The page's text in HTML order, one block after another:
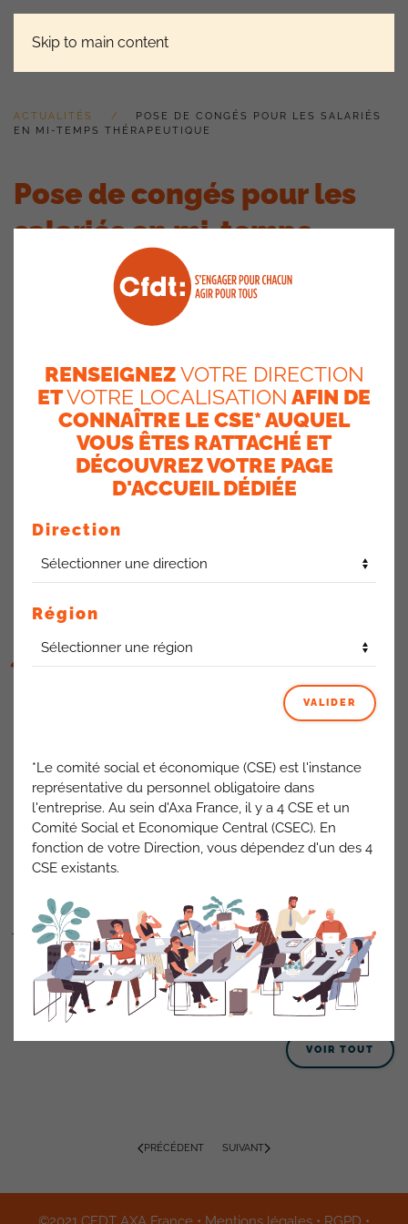
Skip to main content
ACTUALITÉS
POSE DE CONGÉS POUR LES SALARIÉS
EN MI-TEMPS THÉRAPEUTIQUE
Pose de congés pour les
salariés en mi-temps
thérapeutique
17 mars 2026
vos CP
Vous bénéficiez des mêmes règles d’acquisition de CP qu’un
salarié à temps plein.
Vous devez poser en Congés Payés toutes les journées
non travaillées, y compris les périodes journées en
Cela n’impacte pas le temps de travail défini dans le cadre
JRTT : Diminution de vos
jours
emps de Travail sont
calculées au prorata de votre temps de travail réellement
JRA : Pas d’impact sur vos
JRA
les journées non travaillées, y compris les périodes
journées en Temps Partiel Thérapeutiques accolées.
Information RP PA Ouest du 13032026
ACTUALITÉS AXA FRANCE
VOIR TOUT
PRÉCÉDENT SUIVANT
RENSEIGNEZVOTRE DIRECTION
ETVOTRE LOCALISATION AFIN DE
CONNAÎTRE LE CSE* AUQUEL
VOUS ÊTES RATTACHÉ ET
DÉCOUVREZ VOTRE PAGE
D'ACCUEIL DÉDIÉE
Direction
Région
VALIDER
*Le comité social et économique (CSE) est l'instance
représentative du personnel obligatoire dans
l'entreprise. Au sein d'Axa France, il y a 4 CSE et un
Comité Social et Economique Central (CSEC). En
fonction de votre Direction, vous dépendez d'un des 4
CSE existants.